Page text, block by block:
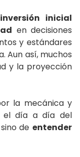
inversión inicial
en decisiones
y estándares
Aun así, muchos
y la proyección
la mecánica y
el día a día del
de entender